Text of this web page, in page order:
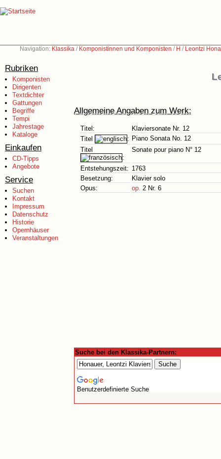
Navigation: Klassika / Komponistinnen und Komponisten / H / Leontzi
Rubriken
Komponisten
Dirigenten
Textdichter
Gattungen
Begriffe
Tempi
Jahrestage
Kataloge
Einkaufen
CD-Tipps
Angebote
Service
Suchen
Kontakt
Impressum
Datenschutz
Historie
Opernhäuser
Veranstaltungen
Allgemeine Angaben zum Werk:
Titel:
Klaviersonate Nr. 12
Titel
: Piano Sonata No. 12
Titel
:
Sonate pour piano N° 12
Entstehungszeit: 1763
Besetzung:
Klavier solo
Opus:
op. 2 Nr. 6
Suche bei den Klassika-Partnern:
Benutzerdefinierte Suche